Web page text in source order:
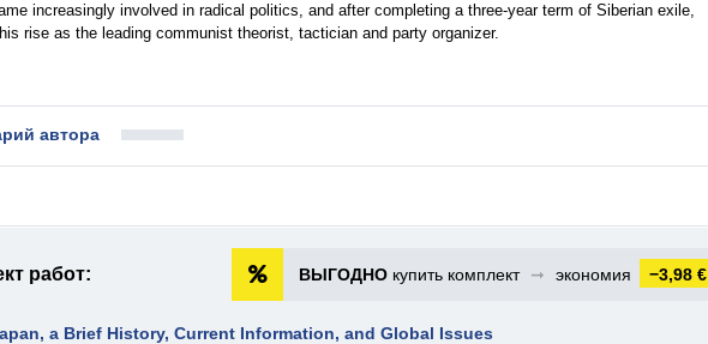
increasingly involved in radical politics, and after completing a three-year term of Siberian exile,
rise as the leading communist theorist, tactician and party organizer.
автора
работ: ВЫГОДНО купить комплект ➞ экономия −3,98 €
a Brief History, Current Information, and Global Issues